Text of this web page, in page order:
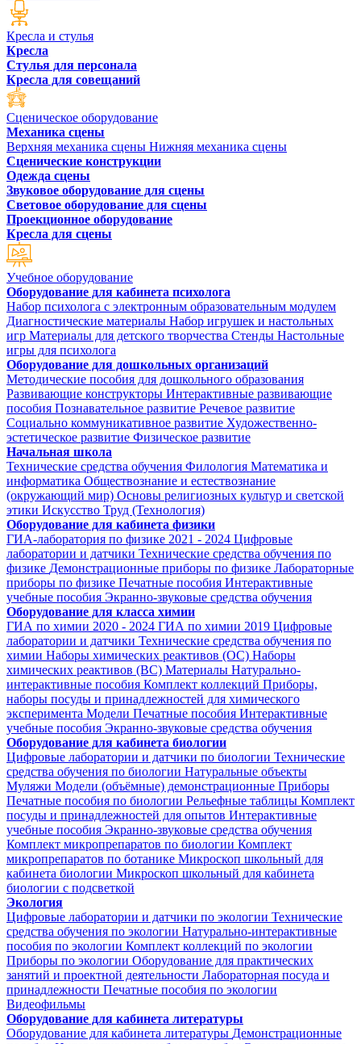
Кресла и стулья
Кресла
Стулья для персонала
Кресла для совещаний
Сценическое оборудование
Механика сцены
Верхняя механика сцены Нижняя механика сцены
Сценические конструкции
Одежда сцены
Звуковое оборудование для сцены
Световое оборудование для сцены
Проекционное оборудование
Кресла для сцены
Учебное оборудование
Оборудование для кабинета психолога
Набор психолога с электронным образовательным модулем
Диагностические материалы Набор игрушек и настольных
игр Материалы для детского творчества Стенды Настольные
игры для психолога
Оборудование для дошкольных организаций
Методические пособия для дошкольного образования
Развивающие конструкторы Интерактивные развивающие
пособия Познавательное развитие Речевое развитие
Социально коммуникативное развитие Художественно-
эстетическое развитие Физическое развитие
Начальная школа
Технические средства обучения Филология Математика и
информатика Обществознание и естествознание
(окружающий мир) Основы религиозных культур и светской
этики Искусство Труд (Технология)
Оборудование для кабинета физики
ГИА-лаборатория по физике 2021 - 2024 Цифровые
лаборатории и датчики Технические средства обучения по
физике Демонстрационные приборы по физике Лабораторные
приборы по физике Печатные пособия Интерактивные
учебные пособия Экранно-звуковые средства обучения
Оборудование для класса химии
ГИА по химии 2020 - 2024 ГИА по химии 2019 Цифровые
лаборатории и датчики Технические средства обучения по
химии Наборы химических реактивов (ОС) Наборы
химических реактивов (ВС) Материалы Натурально-
интерактивные пособия Комплект коллекций Приборы,
наборы посуды и принадлежностей для химического
эксперимента Модели Печатные пособия Интерактивные
учебные пособия Экранно-звуковые средства обучения
Оборудование для кабинета биологии
Цифровые лаборатории и датчики по биологии Технические
средства обучения по биологии Натуральные объекты
Муляжи Модели (объёмные) демонстрационные Приборы
Печатные пособия по биологии Рельефные таблицы Комплект
посуды и принадлежностей для опытов Интерактивные
учебные пособия Экранно-звуковые средства обучения
Комплект микропрепаратов по биологии Комплект
микропрепаратов по ботанике Микроскоп школьный для
кабинета биологии Микроскоп школьный для кабинета
биологии с подсветкой
Экология
Цифровые лаборатории и датчики по экологии Технические
средства обучения по экологии Натурально-интерактивные
пособия по экологии Комплект коллекций по экологии
Приборы по экологии Оборудование для практических
занятий и проектной деятельности Лабораторная посуда и
принадлежности Печатные пособия по экологии
Видеофильмы
Оборудование для кабинета литературы
Оборудование для кабинета литературы Демонстрационные